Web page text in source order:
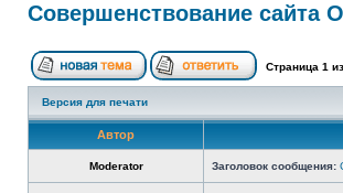
Совершенствование сайта
Страница 1 из
Версия для печати
Автор
Moderator Заголовок сообщения: